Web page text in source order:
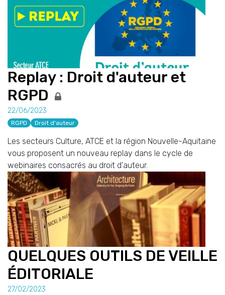
Replay : Droit d'auteur et
RGPD
22/06/2023
RGPD Droit d'auteur
Les secteurs Culture, ATCE et la région Nouvelle-Aquitaine
vous proposent un nouveau replay dans le cycle de
webinaires consacrés au droit d'auteur.
QUELQUES OUTILS DE VEILLE
ÉDITORIALE
27/02/2023